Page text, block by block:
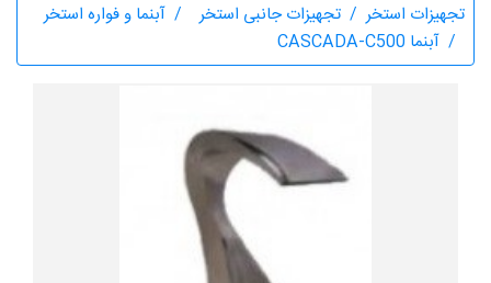
تجهیزات استخر تجهیزات جانبی استخر
آبنما و فواره استخر
آبنما CASCADA-C500